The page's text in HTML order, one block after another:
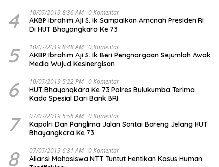
4 10/07/2019 8:36 AM 0 Komentar
AKBP Ibrahim Aji S. Ik Sampaikan Amanah Presiden RI
Di HUT Bhayangkara Ke 73
5 10/07/2019 8:48 AM 0 Komentar
AKBP Ibrahim Aji S. Ik Beri Penghargaan Sejumlah Awak
Media Wujud Kesinergisan
6 10/07/2019 5:22 PM 0 Komentar
HUT Bhayangkara Ke 73 Polres Bulukumba Terima
Kado Spesial Dari Bank BRI
7 07/07/2019 5:55 AM 0 Komentar
Kapolri Dan Panglima Jalan Santai Bareng Jelang HUT
Bhayangkara Ke 73
8 07/07/2019 6:31 AM 0 Komentar
Aliansi Mahasiswa NTT Tuntut Hentikan Kasus Human